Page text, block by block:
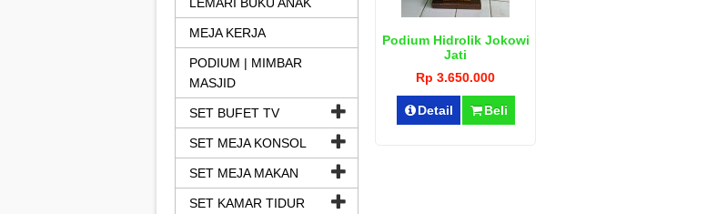
Podium Hidrolik Jokowi
Jati
Rp 3.650.000
Detail Beli
MEJA KERJA
PODIUM | MIMBAR
MASJID
SET BUFET TV
SET MEJA KONSOL
SET MEJA MAKAN
SET KAMAR TIDUR